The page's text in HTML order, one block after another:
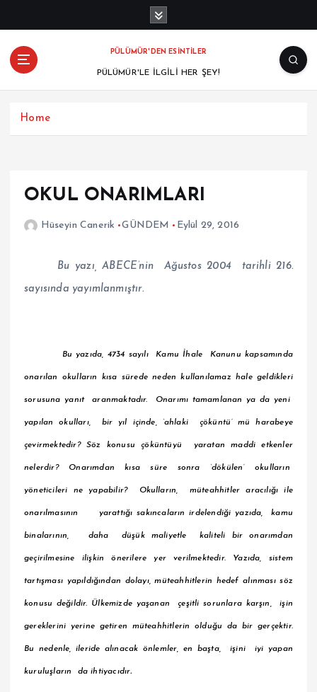
PÜLÜMÜR'DEN ESİNTİLER
PÜLÜMÜR'LE İLGİLİ HER ŞEY!
Home
OKUL ONARIMLARI
Hüseyin Canerik GÜNDEM Eylül 29, 2016
Bu yazı, ABECE’nin Ağustos 2004 tarihli 216.
sayısında yayımlanmıştır.
Bu yazıda, 4734 sayılı Kamu İhale Kanunu kapsamında
onarılan okulların kısa sürede neden kullanılamaz hale geldikleri
sorusuna yanıt aranmaktadır. Onarımı tamamlanan ya da yeni
yapılan okulları, bir yıl içinde, ‘ahlaki çöküntü’ mü harabeye
çevirmektedir? Söz konusu çöküntüyü yaratan maddi etkenler
nelerdir? Onarımdan kısa süre sonra ‘dökülen’ okulların
yöneticileri ne yapabilir? Okulların, müteahhitler aracılığı ile
onarılmasının yarattığı sakıncaların irdelendiği yazıda, kamu
binalarının, daha düşük maliyetle kaliteli bir onarımdan
geçirilmesine ilişkin önerilere yer verilmektedir. Yazıda, sistem
tartışması yapıldığından dolayı, müteahhitlerin hedef alınması söz
konusu değildir. Ülkemizde yaşanan çeşitli sorunlara karşın, işin
gereklerini yerine getiren müteahhitlerin olduğu da bir gerçektir.
Bu nedenle, ileride alınacak önlemler, en başta, işini iyi yapan
kuruluşların da ihtiyacıdır.